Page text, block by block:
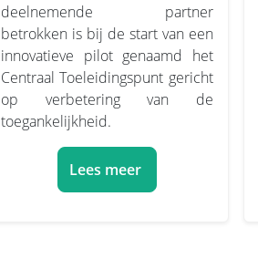
deelnemende partner
betrokken is bij de start van een
innovatieve pilot genaamd het
Centraal Toeleidingspunt gericht
op verbetering van de
toegankelijkheid.
Lees meer